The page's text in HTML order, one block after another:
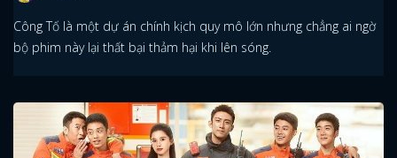
Công Tố là một dự án chính kịch quy mô lớn nhưng chẳng ai ngờ
bộ phim này lại thất bại thảm hại khi lên sóng.